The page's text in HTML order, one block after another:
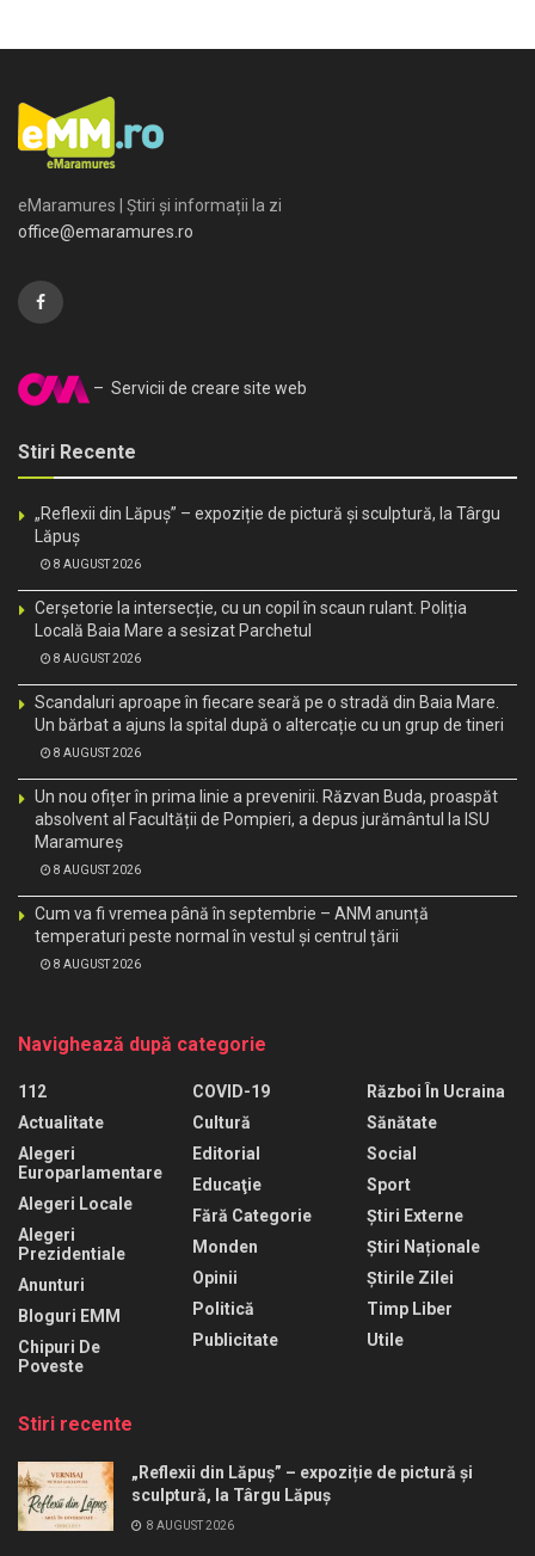
eMaramures | Știri și informații la zi
office@emaramures.ro
– Servicii de creare site web
Stiri Recente
„Reflexii din Lăpuș” – expoziție de pictură și sculptură, la Târgu
Lăpuș
8 AUGUST 2026
Cerșetorie la intersecție, cu un copil în scaun rulant. Poliția
Locală Baia Mare a sesizat Parchetul
8 AUGUST 2026
Scandaluri aproape în fiecare seară pe o stradă din Baia Mare.
Un bărbat a ajuns la spital după o altercație cu un grup de tineri
8 AUGUST 2026
Un nou ofițer în prima linie a prevenirii. Răzvan Buda, proaspăt
absolvent al Facultății de Pompieri, a depus jurământul la ISU
Maramureș
8 AUGUST 2026
Cum va fi vremea până în septembrie – ANM anunță
temperaturi peste normal în vestul și centrul țării
8 AUGUST 2026
Navighează după categorie
112
Actualitate
Alegeri
Europarlamentare
Alegeri Locale
Alegeri
Prezidentiale
Anunturi
Bloguri EMM
Chipuri De
Poveste
COVID-19
Cultură
Editorial
Educaţie
Fără Categorie
Monden
Opinii
Politică
Publicitate
Război În Ucraina
Sănătate
Social
Sport
Știri Externe
Știri Naționale
Știrile Zilei
Timp Liber
Utile
Stiri recente
„Reflexii din Lăpuș” – expoziție de pictură și
sculptură, la Târgu Lăpuș
8 AUGUST 2026